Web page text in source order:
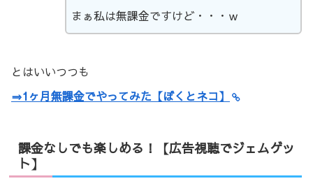
まぁ私は無課金ですけど・・・ｗ
とはいいつつも
⇒1ヶ月無課金でやってみた【ぼくとネコ】
課金なしでも楽しめる！【広告視聴でジェムゲッ
ト】